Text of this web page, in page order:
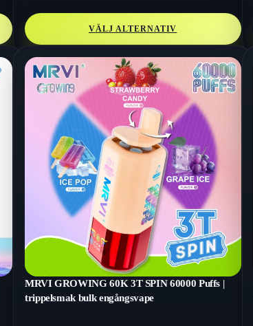
VÄLJ ALTERNATIV
MRVI GROWING 60K 3T SPIN 60000 Puffs |
trippelsmak bulk engångsvape